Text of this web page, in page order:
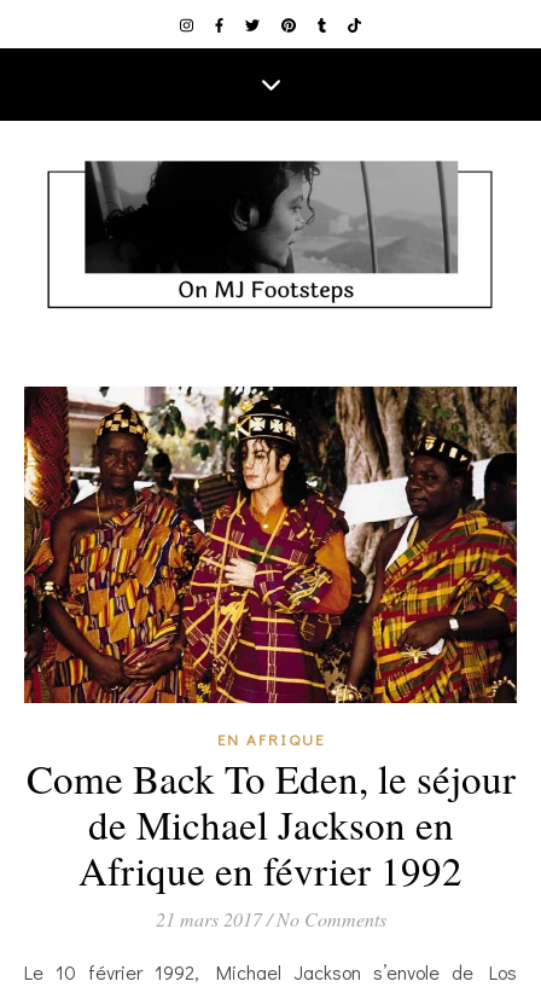
EN AFRIQUE
Come Back To Eden, le séjour
de Michael Jackson en
Afrique en février 1992
21 mars 2017 / No Comments
Le 10 février 1992, Michael Jackson s’envole de Los